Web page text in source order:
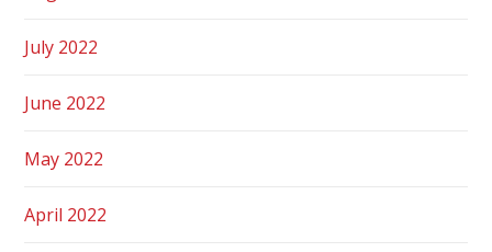
July 2022
June 2022
May 2022
April 2022